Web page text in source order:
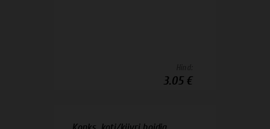
3.05 €